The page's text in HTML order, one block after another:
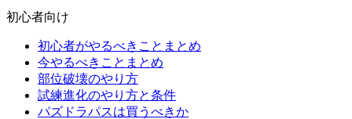
初心者向け
初心者がやるべきことまとめ
今やるべきことまとめ
部位破壊のやり方
試練進化のやり方と条件
パズドラパスは買うべきか